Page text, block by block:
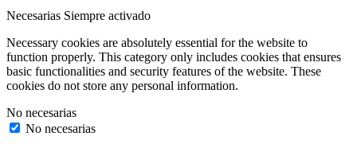
Necesarias Siempre activado
Necessary cookies are absolutely essential for the website to
function properly. This category only includes cookies that ensures
basic functionalities and security features of the website. These
cookies do not store any personal information.
No necesarias
No necesarias